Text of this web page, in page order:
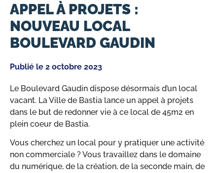
APPEL À PROJETS :
NOUVEAU LOCAL
BOULEVARD GAUDIN
Publié le 2 octobre 2023
Le Boulevard Gaudin dispose désormais d’un local
vacant. La Ville de Bastia lance un appel à projets
dans le but de redonner vie à ce local de 45m2 en
plein coeur de Bastia.
Vous cherchez un local pour y pratiquer une activité
non commerciale ? Vous travaillez dans le domaine
du numérique, de la création, de la seconde main, de